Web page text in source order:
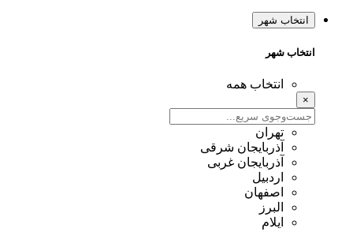
انتخاب شهر
انتخاب شهر
انتخاب همه
تهران
آذربایجان شرقی
آذربایجان غربی
اردبیل
اصفهان
البرز
ایلام